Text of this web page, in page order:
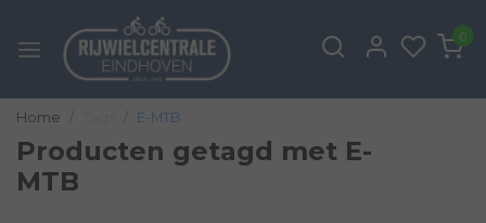
0
Home E-MTB
Producten getagd met E-
MTB